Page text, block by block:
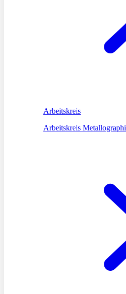
Arbeitskreis
Arbeitskreis